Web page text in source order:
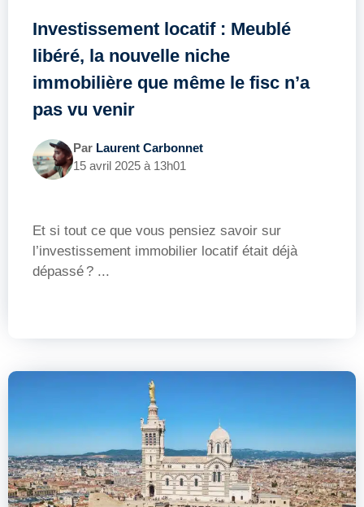
Investissement locatif : Meublé
libéré, la nouvelle niche
immobilière que même le fisc n’a
pas vu venir
Par Laurent Carbonnet
15 avril 2025 à 13h01
Et si tout ce que vous pensiez savoir sur
l’investissement immobilier locatif était déjà
dépassé ? ...